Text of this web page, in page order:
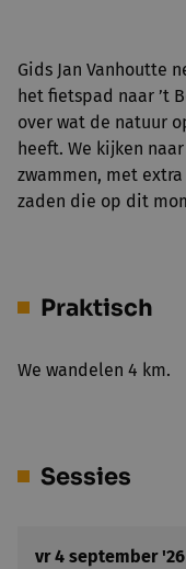
Gids Jan Vanhoutte
het fietspad naar ’t
over wat de natuur
heeft. We kijken
zwammen, met
zaden die op dit
Praktisch
We wandelen 4 km.
Sessies
vr 4 september '26